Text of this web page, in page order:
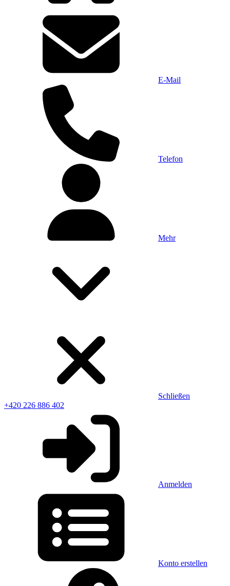
E-Mail
Telefon
Mehr
Schließen
+420 226 886 402
Anmelden
Konto erstellen